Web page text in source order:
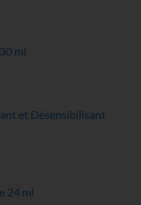
ml
et Désensibilisant
24 ml